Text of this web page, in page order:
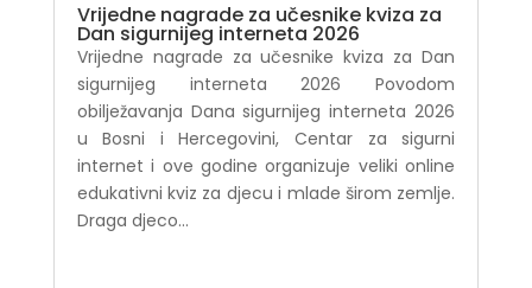
Vrijedne nagrade za učesnike kviza za
Dan sigurnijeg interneta 2026
Vrijedne nagrade za učesnike kviza za Dan
sigurnijeg interneta 2026 Povodom
obilježavanja Dana sigurnijeg interneta 2026
u Bosni i Hercegovini, Centar za sigurni
internet i ove godine organizuje veliki online
edukativni kviz za djecu i mlade širom zemlje.
Draga djeco...